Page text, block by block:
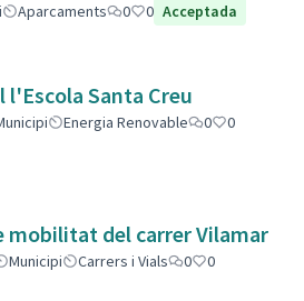
Aparcaments 0 0 Acceptada
l'Escola Santa Creu
Energia Renovable 0
0
mobilitat del carrer Vilamar
Municipi Carrers i Vials 0
0